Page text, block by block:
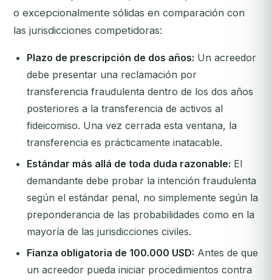
o excepcionalmente sólidas en comparación con
las jurisdicciones competidoras:
Plazo de prescripción de dos años: Un acreedor
debe presentar una reclamación por
transferencia fraudulenta dentro de los dos años
posteriores a la transferencia de activos al
fideicomiso. Una vez cerrada esta ventana, la
transferencia es prácticamente inatacable.
Estándar más allá de toda duda razonable: El
demandante debe probar la intención fraudulenta
según el estándar penal, no simplemente según la
preponderancia de las probabilidades como en la
mayoría de las jurisdicciones civiles.
Fianza obligatoria de 100.000 USD: Antes de que
un acreedor pueda iniciar procedimientos contra